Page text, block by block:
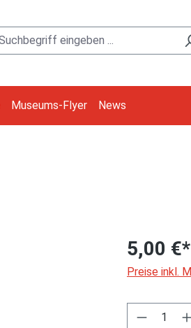
Museums-Flyer News
5,00 €*
Preise inkl.